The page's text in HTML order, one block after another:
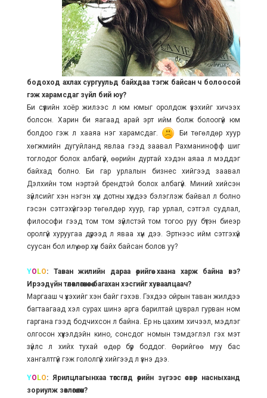
бодоход ахлах сургуульд байхдаа тэгж байсан ч болоосой
гэж харамсдаг зүйл бий юу?
Би сүүлийн хоёр жилээс л юм юмыг оролдож үзэхийг хичээх
болсон. Харин би яагаад арай эрт ийм болж болоогүй юм
болдоо гэж л хааяа нэг харамсдаг.
Би төгөлдөр хуур
хөгжмийн дугуйланд явлаа гээд заавал Рахманинофф шиг
тоглодог болох албагүй, өөрийн дуртай хэдэн аяаа л мэддэг
байхад болно. Би гар урлалын бизнес хийгээд заавал
Дэлхийн том нэртэй брендтэй болох албагүй. Миний хийсэн
зүйлсийг хэн нэгэн хүн дотны хүндээ бэлэглэж байвал л болно
гэсэн сэтгэхүйгээр төгөлдөр хуур, гар урлал, сэтгэл судлал,
философи гээд том том зүйлстэй том тогоо руу бүтэн биеэр
оролгүй хуруугаа дүрээд л яваа хүн дээ. Эртнээс ийм сэтгэхүй
суусан бол илүү өөр хүн байх байсан болов уу?
YO LO: Таван жилийн дараа өөрийгөө хаана харж байна вэ?
Ирээдүйн төлөвлөгөөнөөсөө багахан хэсгийг хуваалцаач?
Маргааш ч үхэхийг хэн байг гэхэв. Гэхдээ ойрын таван жилдээ
багтаагаад хэл сурах шинэ арга барилтай цуврал гурван ном
гаргана гээд бодчихсон л байна. Ер нь цахим хичээл, мэдлэг
олгосон хүүхэлдэйн кино, сонсдог номын тэмдэглэл гэх мэт
зүйлс л хийх тухай өдөр бүр боддог. Өөрийгөө муу бас
хангалтгүй гэж гололгүй хийгээд л үзнэ дээ.
YO LO: Ярилцлагынхаа төгсгөлд өөрийн зүгээс өсвөр насныханд
зориулж зөвлөгөө өгөөч?